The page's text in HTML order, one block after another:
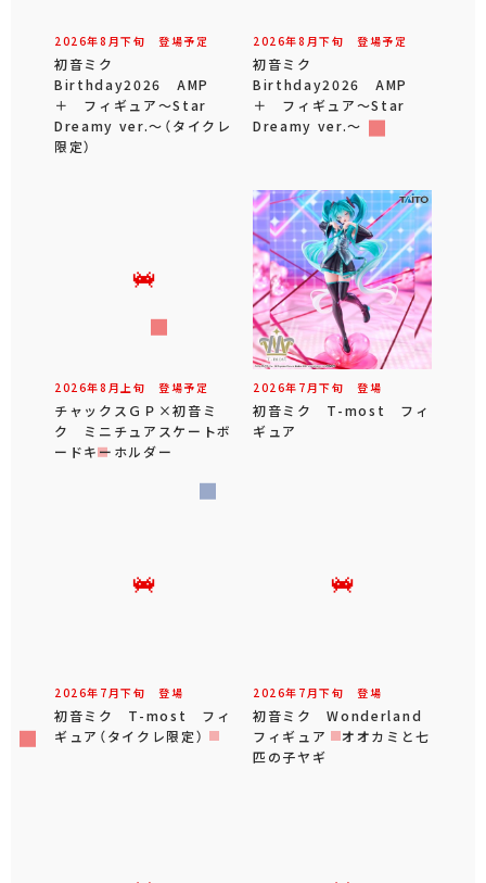
2026年8 月下旬 登場予定
初音ミク
Birthday2026 AMP
＋ フィギュア～Star
Dreamy ver.～（タイクレ
限定）
2026年8 月下旬 登場予定
初音ミク
Birthday2026 AMP
＋ フィギュア～Star
Dreamy ver.～
2026年8 月 上旬 登場予定
チャックスＧＰ×初音ミ
ク ミニチュアスケートボ
ードキーホルダー
2026年 7 月下旬 登場
初音ミク T-most フィ
ギュア
2026年 7 月下旬 登場
初音ミク T-most フィ
ギュア（タイクレ限定）
2026年 7 月下旬 登場
初音ミク Wonderland
フィギュア オオカミと七
匹の子ヤギ